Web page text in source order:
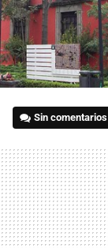
Sin comentarios